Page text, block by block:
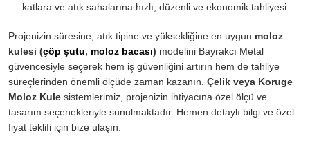
katlara ve atık sahalarına hızlı, düzenli ve ekonomik tahliyesi.
Projenizin süresine, atık tipine ve yüksekliğine en uygun moloz
kulesi (çöp şutu, moloz bacası) modelini Bayrakcı Metal
güvencesiyle seçerek hem iş güvenliğini artırın hem de tahliye
süreçlerinden önemli ölçüde zaman kazanın. Çelik veya Koruge
Moloz Kule sistemlerimiz, projenizin ihtiyacına özel ölçü ve
tasarım seçenekleriyle sunulmaktadır. Hemen detaylı bilgi ve özel
fiyat teklifi için bize ulaşın.